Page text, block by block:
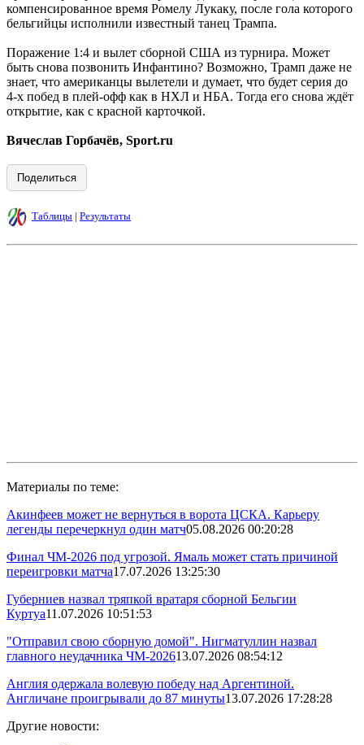
компенсированное время Ромелу Лукаку, после гола которого
бельгийцы исполнили известный танец Трампа.
Поражение 1:4 и вылет сборной США из турнира. Может
быть снова позвонить Инфантино? Возможно, Трамп даже не
знает, что американцы вылетели и думает, что будет серия до
4-х побед в плей-офф как в НХЛ и НБА. Тогда его снова ждёт
открытие, как с красной карточкой.
Вячеслав Горбачёв, Sport.ru
Поделиться
Таблицы | Результаты
Материалы по теме:
Акинфеев может не вернуться в ворота ЦСКА. Карьеру
легенды перечеркнул один матч05.08.2026 00:20:28
Финал ЧМ-2026 под угрозой. Ямаль может стать причиной
переигровки матча17.07.2026 13:25:30
Губерниев назвал тряпкой вратаря сборной Бельгии
Куртуа11.07.2026 10:51:53
"Отправил свою сборную домой". Нигматуллин назвал
главного неудачника ЧМ-202613.07.2026 08:54:12
Англия одержала волевую победу над Аргентиной.
Англичане проигрывали до 87 минуты13.07.2026 17:28:28
Другие новости: